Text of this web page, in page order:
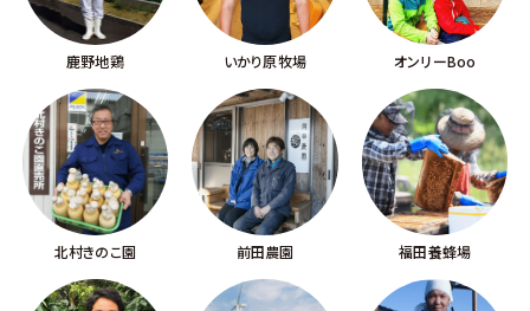
鹿野地鶏 いかり原牧場 オンリーBoo
北村きのこ園 前田農園 福田養蜂場